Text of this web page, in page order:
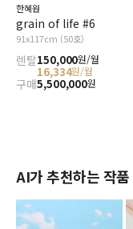
한혜원
grain of life #6
91x117cm (50호)
렌탈150,000원/월
16,334원/월
구매5,500,000원
AI가 추천하는 작품